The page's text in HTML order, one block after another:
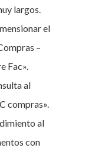
largos.
el
–
Fac».
al
compras».
al
con